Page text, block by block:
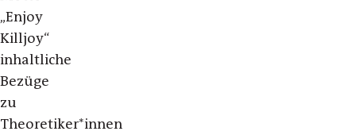
„Enjoy
Killjoy“
inhaltliche
Bezüge
zu
Theoretiker*innen